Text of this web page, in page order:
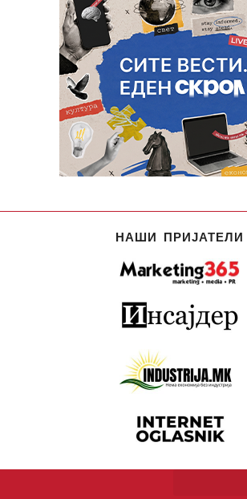
НАШИ ПРИЈАТЕЛИ